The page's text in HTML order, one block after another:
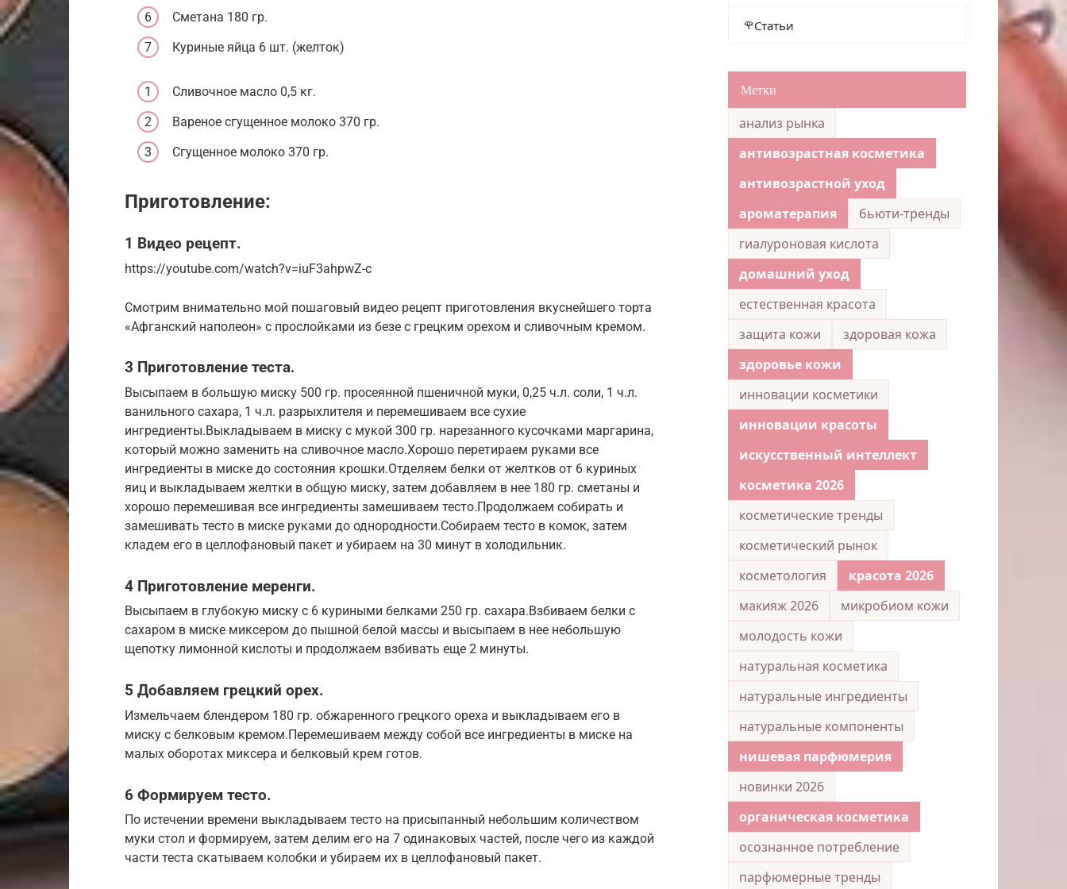
Сметана 180 гр.
Куриные яйца 6 шт. (желток)
Сливочное масло 0,5 кг.
Вареное сгущенное молоко 370 гр.
Сгущенное молоко 370 гр.
Приготовление:
1 Видео рецепт.
https://youtube.com/watch?v=iuF3ahpwZ-c
Смотрим внимательно мой пошаговый видео рецепт приготовления вкуснейшего торта
«Афганский наполеон» с прослойками из безе с грецким орехом и сливочным кремом.
3 Приготовление теста.
Высыпаем в большую миску 500 гр. просеянной пшеничной муки, 0,25 ч.л. соли, 1 ч.л.
ванильного сахара, 1 ч.л. разрыхлителя и перемешиваем все сухие
ингредиенты.Выкладываем в миску с мукой 300 гр. нарезанного кусочками маргарина,
который можно заменить на сливочное масло.Хорошо перетираем руками все
ингредиенты в миске до состояния крошки.Отделяем белки от желтков от 6 куриных
яиц и выкладываем желтки в общую миску, затем добавляем в нее 180 гр. сметаны и
хорошо перемешивая все ингредиенты замешиваем тесто.Продолжаем собирать и
замешивать тесто в миске руками до однородности.Собираем тесто в комок, затем
кладем его в целлофановый пакет и убираем на 30 минут в холодильник.
4 Приготовление меренги.
Высыпаем в глубокую миску с 6 куриными белками 250 гр. сахара.Взбиваем белки с
сахаром в миске миксером до пышной белой массы и высыпаем в нее небольшую
щепотку лимонной кислоты и продолжаем взбивать еще 2 минуты.
5 Добавляем грецкий орех.
Измельчаем блендером 180 гр. обжаренного грецкого ореха и выкладываем его в
миску с белковым кремом.Перемешиваем между собой все ингредиенты в миске на
малых оборотах миксера и белковый крем готов.
6 Формируем тесто.
По истечении времени выкладываем тесто на присыпанный небольшим количеством
муки стол и формируем, затем делим его на 7 одинаковых частей, после чего из каждой
части теста скатываем колобки и убираем их в целлофановый пакет.
Статьи
Метки
анализ рынка
антивозрастная косметика
антивозрастной уход
ароматерапия
бьюти-тренды
гиалуроновая кислота
домашний уход
естественная красота
защита кожи
здоровая кожа
здоровье кожи
инновации косметики
инновации красоты
искусственный интеллект
косметика 2026
косметические тренды
косметический рынок
косметология
красота 2026
макияж 2026
микробиом кожи
молодость кожи
натуральная косметика
натуральные ингредиенты
натуральные компоненты
нишевая парфюмерия
новинки 2026
органическая косметика
осознанное потребление
парфюмерные тренды